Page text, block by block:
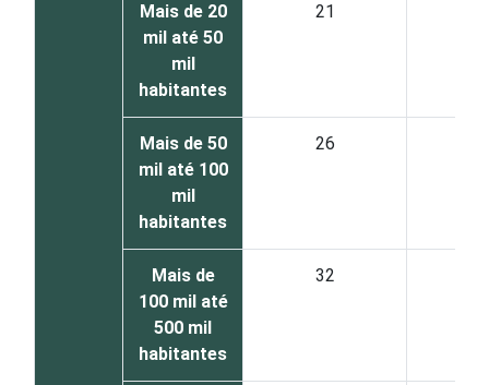
Mais de 20
mil até 50
mil
habitantes
21
Mais de 50
mil até 100
mil
habitantes
26
Mais de
100 mil até
500 mil
habitantes
32